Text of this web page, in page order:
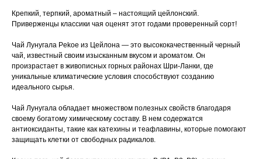
Крепкий, терпкий, ароматный – настоящий цейлонский.
Приверженцы классики чая оценят этот годами проверенный сорт!
Чай Лунугала Pekoe из Цейлона — это высококачественный черный
чай, известный своим изысканным вкусом и ароматом. Он
произрастает в живописных горных районах Шри-Ланки, где
уникальные климатические условия способствуют созданию
идеального сырья.
Чай Лунугала обладает множеством полезных свойств благодаря
своему богатому химическому составу. В нем содержатся
антиоксиданты, такие как катехины и теафлавины, которые помогают
защищать клетки от свободных радикалов.